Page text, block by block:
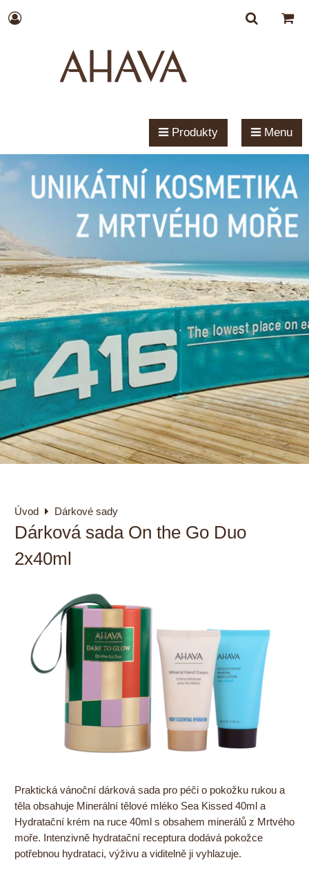
Produkty Menu
Úvod Dárkové sady
Dárková sada On the Go Duo
2x40ml
Praktická vánoční dárková sada pro péči o pokožku rukou a
těla obsahuje Minerální tělové mléko Sea Kissed 40ml a
Hydratační krém na ruce 40ml s obsahem minerálů z Mrtvého
moře. Intenzivně hydratační receptura dodává pokožce
potřebnou hydrataci, výživu a viditelně ji vyhlazuje.